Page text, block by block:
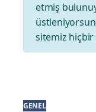
etmiş
sitemiz
GENEL